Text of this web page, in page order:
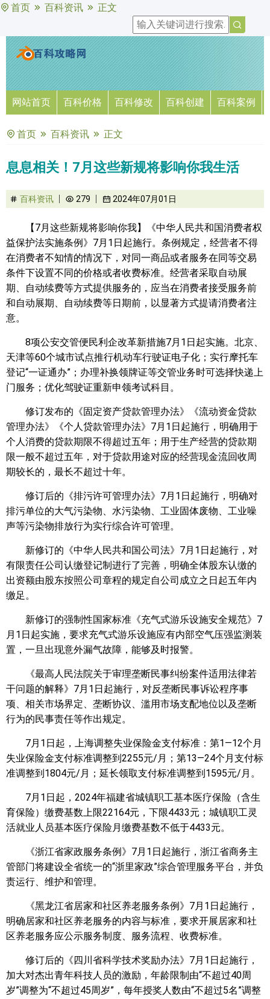
首页 百科资讯 正文
网站首页 百科价格 百科修改 百科创建 百科案例
首页 百科资讯 正文
息息相关！7月这些新规将影响你我生活
百科资讯 279 2024年07月01日
【7月这些新规将影响你我】《中华人民共和国消费者权
益保护法实施条例》7月1日起施行。条例规定，经营者不得
在消费者不知情的情况下，对同一商品或者服务在同等交易
条件下设置不同的价格或者收费标准。经营者采取自动展
期、自动续费等方式提供服务的，应当在消费者接受服务前
和自动展期、自动续费等日期前，以显著方式提请消费者注
意。
8项公安交管便民利企改革新措施7月1日起实施。北京、
天津等60个城市试点推行机动车行驶证电子化；实行摩托车
登记“一证通办”；办理补换领牌证等交管业务时可选择快递上
门服务；优化驾驶证重新申领考试科目。
修订发布的《固定资产贷款管理办法》《流动资金贷款
管理办法》《个人贷款管理办法》7月1日起施行，明确用于
个人消费的贷款期限不得超过五年；用于生产经营的贷款期
限一般不超过五年，对于贷款用途对应的经营现金流回收周
期较长的，最长不超过十年。
修订后的《排污许可管理办法》7月1日起施行，明确对
排污单位的大气污染物、水污染物、工业固体废物、工业噪
声等污染物排放行为实行综合许可管理。
新修订的《中华人民共和国公司法》7月1日起施行，对
有限责任公司认缴登记制进行了完善，明确全体股东认缴的
出资额由股东按照公司章程的规定自公司成立之日起五年内
缴足。
新修订的强制性国家标准《充气式游乐设施安全规范》7
月1日起实施，要求充气式游乐设施应有内部空气压强监测装
置，一旦出现意外漏气故障，能够及时报警。
《最高人民法院关于审理垄断民事纠纷案件适用法律若
干问题的解释》7月1日起施行，对反垄断民事诉讼程序事
项、相关市场界定、垄断协议、滥用市场支配地位以及垄断
行为的民事责任等作出规定。
7月1日起，上海调整失业保险金支付标准：第1—12个月
失业保险金支付标准调整到2255元/月；第13—24个月支付标
准调整到1804元/月；延长领取支付标准调整到1595元/月。
7月1日起，2024年福建省城镇职工基本医疗保险（含生
育保险）缴费基数上限22164元，下限4433元；城镇职工灵
活就业人员基本医疗保险月缴费基数不低于4433元。
《浙江省家政服务条例》7月1日起施行，浙江省商务主
管部门将建设全省统一的“浙里家政”综合管理服务平台，并负
责运行、维护和管理。
《黑龙江省居家和社区养老服务条例》7月1日起施行，
明确居家和社区养老服务的内容与标准，要求开展居家和社
区养老服务应公示服务制度、服务流程、收费标准。
修订后的《四川省科学技术奖励办法》7月1日起施行，
加大对杰出青年科技人员的激励，年龄限制由“不超过40周
岁”调整为“不超过45周岁”，每年授奖人数由“不超过5名”调整